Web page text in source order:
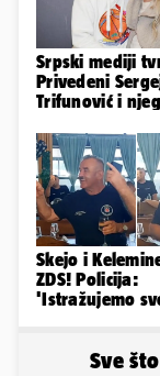
Srpski mediji
Privedeni
Trifunović i
incident
Skejo i
ZDS! Policija:
'Istražujemo
Sve